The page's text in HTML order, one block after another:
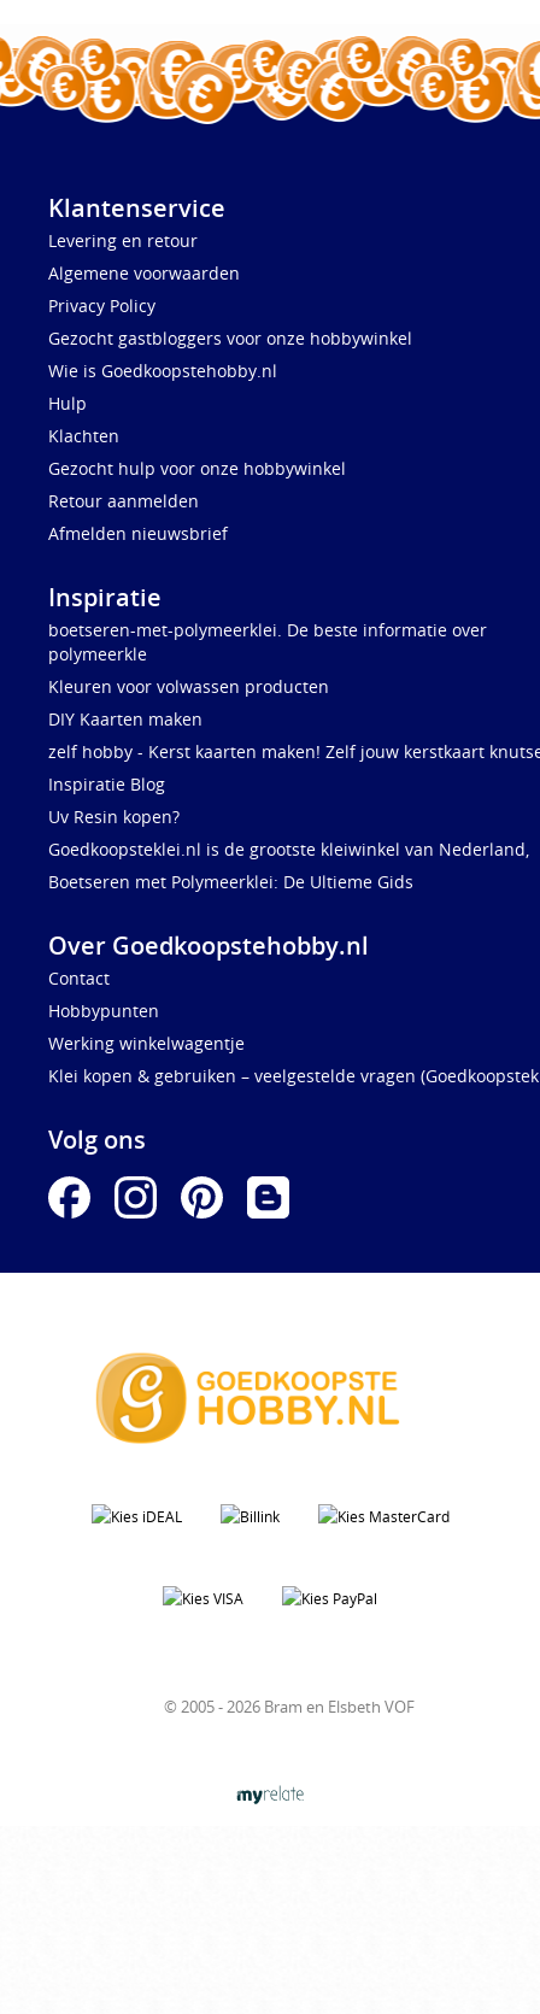
Klantenservice
Levering en retour
Algemene voorwaarden
Privacy Policy
Gezocht gastbloggers voor onze hobbywinkel
Wie is Goedkoopstehobby.nl
Hulp
Klachten
Gezocht hulp voor onze hobbywinkel
Retour aanmelden
Afmelden nieuwsbrief
Inspiratie
boetseren-met-polymeerklei. De beste informatie over
polymeerkle
Kleuren voor volwassen producten
DIY Kaarten maken
zelf hobby - Kerst kaarten maken! Zelf jouw kerstkaart
Inspiratie Blog
Uv Resin kopen?
Goedkoopsteklei.nl is de grootste kleiwinkel van Nederland,
Boetseren met Polymeerklei: De Ultieme Gids
Over Goedkoopstehobby.nl
Contact
Hobbypunten
Werking winkelwagentje
Klei kopen & gebruiken – veelgestelde vragen
Volg ons
© 2005 - 2026 Bram en Elsbeth VOF